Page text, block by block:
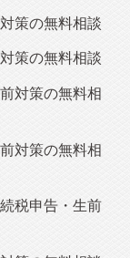
策の無料相談
策の無料相談
対策の無料相
対策の無料相
税申告・生前